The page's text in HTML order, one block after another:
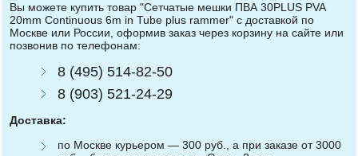
Вы можете купить товар "Сетчатые мешки ПВА 30PLUS PVA
20mm Continuous 6m in Tube plus rammer" с доставкой по
Москве или России, оформив заказ через корзину на сайте или
позвонив по телефонам:
8 (495) 514-82-50
8 (903) 521-24-29
Доставка:
по Москве курьером — 300 руб., а при заказе от 3000